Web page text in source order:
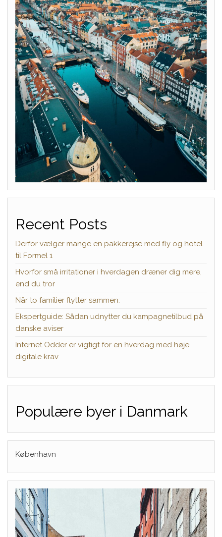
Recent Posts
Derfor vælger mange en pakkerejse med fly og hotel
til Formel 1
Hvorfor små irritationer i hverdagen dræner dig mere,
end du tror
Når to familier flytter sammen:
Ekspertguide: Sådan udnytter du kampagnetilbud på
danske aviser
Internet Odder er vigtigt for en hverdag med høje
digitale krav
Populære byer i Danmark
København